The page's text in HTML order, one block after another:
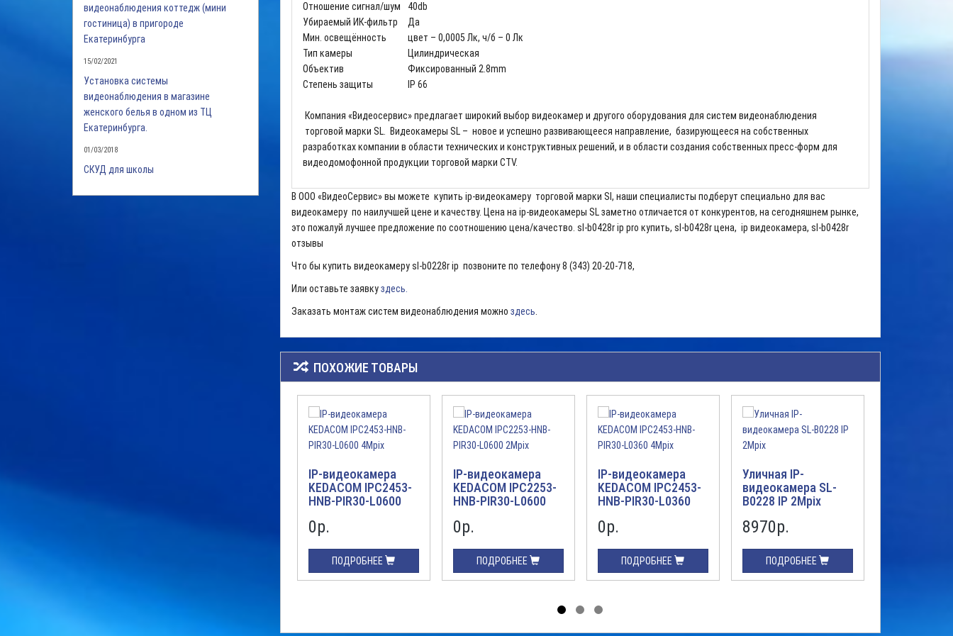
видеонаблюдения коттедж (мини
гостиница) в пригороде
Екатеринбурга
15/02/2021
Установка системы
видеонаблюдения в магазине
женского белья в одном из ТЦ
Екатеринбурга.
01/03/2018
СКУД для школы
Отношение сигнал/шум
40db
Убираемый ИК-фильтр
Да
Мин. освещённость
цвет – 0,0005 Лк, ч/б – 0 Лк
Тип камеры
Цилиндрическая
Объектив
Фиксированный 2.8mm
Степень защиты
IP 66
Компания «Видеосервис» предлагает широкий выбор видеокамер и другого оборудования для систем видеонаблюдения
торговой марки SL. Видеокамеры SL – новое и успешно развивающееся направление, базирующееся на собственных
разработках компании в области технических и конструктивных решений, и в области создания собственных пресс-форм для
видеодомофонной продукции торговой марки CTV.
В ООО «ВидеоСервис» вы можете купить ip-видеокамеру торговой марки SI, наши специалисты подберут специально для вас
видеокамеру по наилучшей цене и качеству. Цена на ip-видеокамеры SL заметно отличается от конкурентов, на сегодняшнем рынке,
это пожалуй лучшее предложение по соотношению цена/качество. sl-b0428r ip pro купить, sl-b0428r цена, ip видеокамера, sl-b0428r
отзывы
Что бы купить видеокамеру sl-b0228r ip позвоните по телефону 8 (343) 20-20-718,
Или оставьте заявкуздесь.
Заказать монтаж систем видеонаблюдения можно здесь
ПОХОЖИЕ ТОВАРЫ
IP-видеокамера
KEDACOM IPC2453-
HNB-PIR30-L0600
0р.
ПОДРОБНЕЕ
IP-видеокамера
KEDACOM IPC2253-
HNB-PIR30-L0600
0р.
ПОДРОБНЕЕ
IP-видеокамера
KEDACOM IPC2453-
HNB-PIR30-L0360
0р.
ПОДРОБНЕЕ
Уличная IP-
видеокамера SL-
B0228 IP 2Mpix
8970р.
ПОДРОБНЕЕ